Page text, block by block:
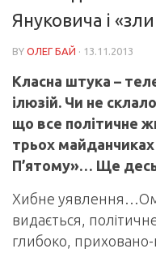
Януковича і
BY ОЛЕГ БАЙ · 13.11.2013
Класна штука –
ілюзій. Чи не
що все політичне
трьох
П’ятому»… Ще
Хибне
видається,
глибоко,